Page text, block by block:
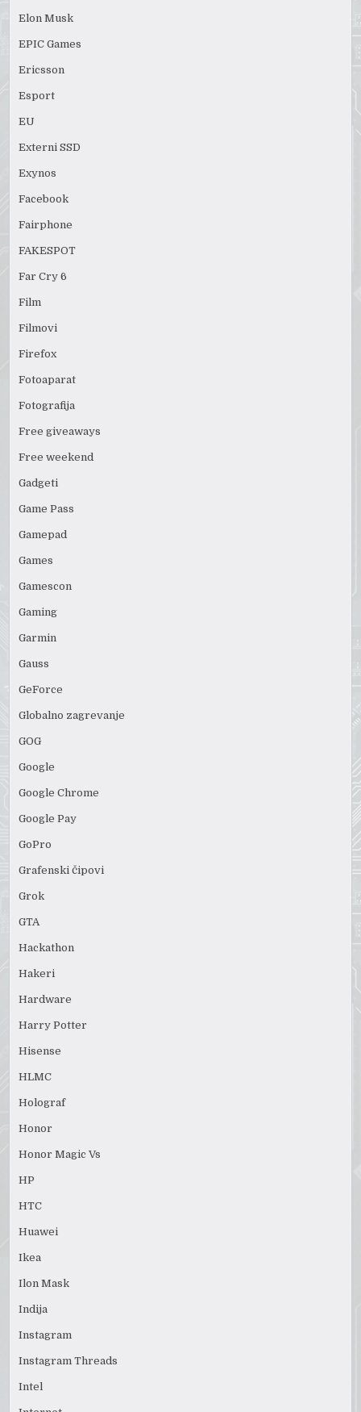
Elon Musk
EPIC Games
Ericsson
Esport
EU
Externi SSD
Exynos
Facebook
Fairphone
FAKESPOT
Far Cry 6
Film
Filmovi
Firefox
Fotoaparat
Fotografija
Free giveaways
Free weekend
Gadgeti
Game Pass
Gamepad
Games
Gamescon
Gaming
Garmin
Gauss
GeForce
Globalno zagrevanje
GOG
Google
Google Chrome
Google Pay
GoPro
Grafenski čipovi
Grok
GTA
Hackathon
Hakeri
Hardware
Harry Potter
Hisense
HLMC
Holograf
Honor
Honor Magic Vs
HP
HTC
Huawei
Ikea
Ilon Mask
Indija
Instagram
Instagram Threads
Intel